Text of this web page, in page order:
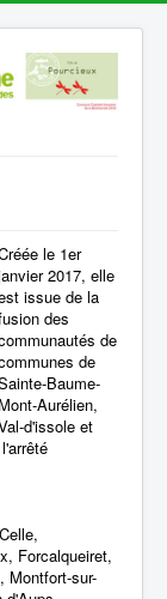
le 1er
2017, elle
issue de la
des
de
de
Baume-
Mont-Aurélien,
d'issole et
Forcalqueiret,
Montfort-sur-